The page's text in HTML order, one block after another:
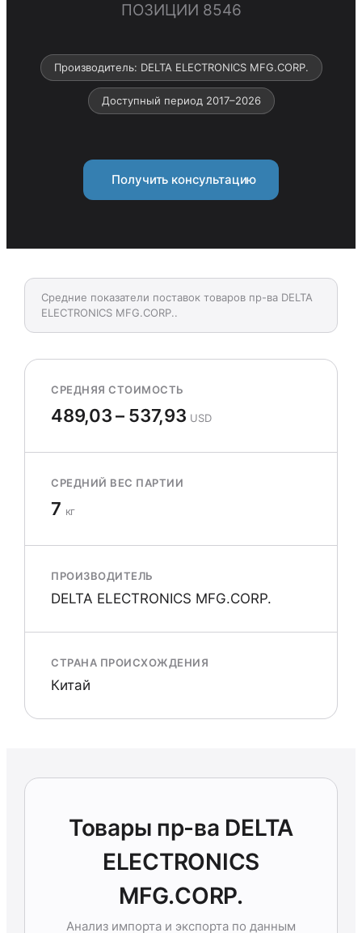
ПОЗИЦИИ 8546
Производитель: DELTA ELECTRONICS MFG.CORP.
Доступный период 2017–2026
Получить консультацию
Средние показатели поставок товаров пр-ва DELTA
ELECTRONICS MFG.CORP..
СРЕДНЯЯ СТОИМОСТЬ
489,03 – 537,93 USD
СРЕДНИЙ ВЕС ПАРТИИ
7 кг
ПРОИЗВОДИТЕЛЬ
DELTA ELECTRONICS MFG.CORP.
СТРАНА ПРОИСХОЖДЕНИЯ
Китай
Товары пр-ва DELTA
ELECTRONICS
MFG.CORP.
Анализ импорта и экспорта по данным